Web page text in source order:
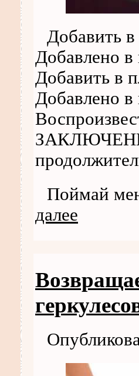
Добавить
Добавлено в
Добавить в
Добавлено в
Поймай
далее